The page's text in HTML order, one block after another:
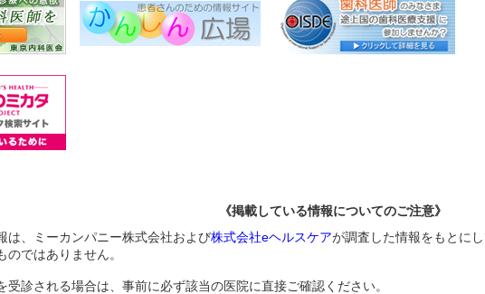
《掲載している情報についてのご注意》
は、ミーカンパニー株式会社および株式会社eヘルスケアが調査した情報をもとに
ではありません。
受診される場合は、事前に必ず該当の医院に直接ご確認ください。